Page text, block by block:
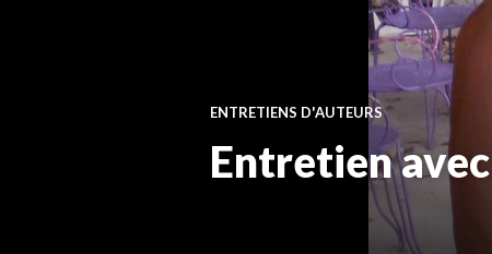
ENTRETIENS D'AUTEURS
Entretien